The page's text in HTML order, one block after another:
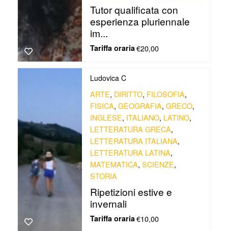
Tutor qualificata con
esperienza pluriennale
im...
Tariffa oraria€20,00
Ludovica C
ARTE, DIRITTO, FILOSOFIA,
FISICA, GEOGRAFIA, GRECO,
INGLESE, ITALIANO, LATINO,
LETTERATURA GRECA,
LETTERATURA ITALIANA,
LETTERATURA LATINA,
MATEMATICA, SCIENZE,
STORIA
Ripetizioni estive e
invernali
Tariffa oraria €10,00